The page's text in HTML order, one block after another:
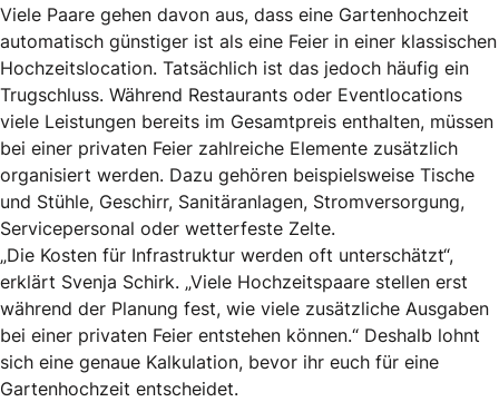
Viele Paare gehen davon aus, dass eine Gartenhochzeit
automatisch günstiger ist als eine Feier in einer klassischen
Hochzeitslocation. Tatsächlich ist das jedoch häufig ein
Trugschluss. Während Restaurants oder Eventlocations
viele Leistungen bereits im Gesamtpreis enthalten, müssen
bei einer privaten Feier zahlreiche Elemente zusätzlich
organisiert werden. Dazu gehören beispielsweise Tische
und Stühle, Geschirr, Sanitäranlagen, Stromversorgung,
Servicepersonal oder wetterfeste Zelte.
„Die Kosten für Infrastruktur werden oft unterschätzt“,
erklärt Svenja Schirk. „Viele Hochzeitspaare stellen erst
während der Planung fest, wie viele zusätzliche Ausgaben
bei einer privaten Feier entstehen können.“ Deshalb lohnt
sich eine genaue Kalkulation, bevor ihr euch für eine
Gartenhochzeit entscheidet.